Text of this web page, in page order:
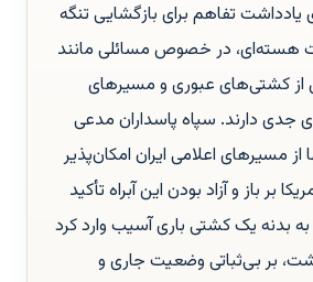
تفاهم برای بازگشایی تنگه
هسته‌ای، در خصوص مسائلی مانند
کشتی‌های عبوری و مسیرهای
جدی دارند. سپاه پاسداران مدعی
مسیرهای اعلامی ایران امکان‌پذیر
بر باز و آزاد بودن این آبراه تأکید
به بدنه یک کشتی باری آسیب وارد کرد
بر بی‌ثباتی وضعیت جاری و